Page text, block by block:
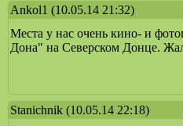
Ankol1 (10.05.14 21:32)
Места у нас очень кино- и
Дона" на Северском Донце.
Stanichnik (10.05.14 22:18)